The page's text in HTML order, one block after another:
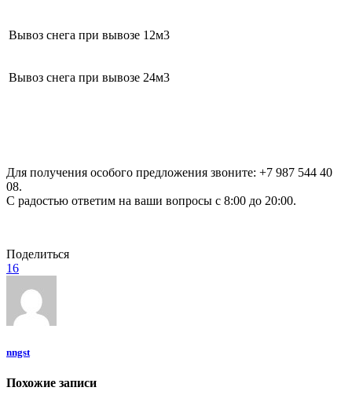
Вывоз снега при вывозе 12м3
Вывоз снега при вывозе 24м3
Для получения особого предложения звоните: +7 987 544 40
08.
С радостью ответим на ваши вопросы с 8:00 до 20:00.
Поделиться
16
nngst
Похожие записи